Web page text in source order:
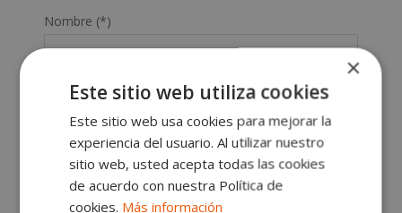
Nombre (*)
Apellidos (*)
Teléfono (*)
Tu correo electrónico (*)
×
Este sitio web utiliza cookies
Este sitio web usa cookies para mejorar la
experiencia del usuario. Al utilizar nuestro
sitio web, usted acepta todas las cookies
de acuerdo con nuestra Política de
cookies. Más información